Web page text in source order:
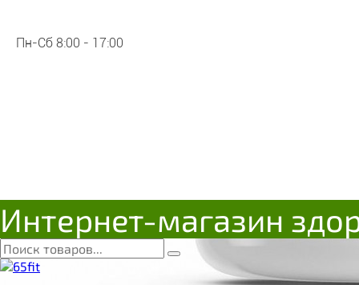
Пн-Сб 8:00 - 17:00
Интернет-магазин